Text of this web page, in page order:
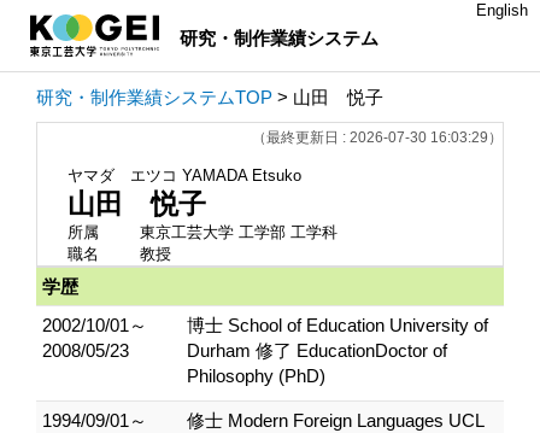
研究・制作業績システム
English
研究・制作業績システムTOP > 山田 悦子
（最終更新日 : 2026-07-30 16:03:29）
ヤマダ エツコ YAMADA Etsuko
山田 悦子
所属
東京工芸大学 工学部 工学科
職名
教授
学歴
2002/10/01～
2008/05/23
博士 School of Education University of
Durham 修了 EducationDoctor of
Philosophy (PhD)
1994/09/01～
修士 Modern Foreign Languages UCL